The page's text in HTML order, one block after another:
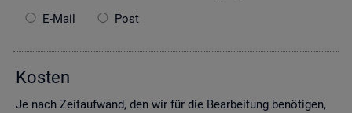
E-Mail
Post
Kos­ten
Je nach Zeit­auf­wand, den wir für die Be­ar­bei­tung be­nö­ti­gen,